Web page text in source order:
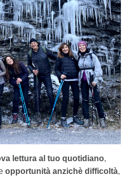
lettura al tuo quotidiano,
opportunità anzichè difficoltà,